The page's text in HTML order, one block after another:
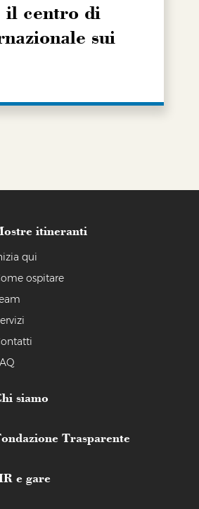
il centro di
sui
itineranti
qui
ospitare
siamo
Trasparente
e gare